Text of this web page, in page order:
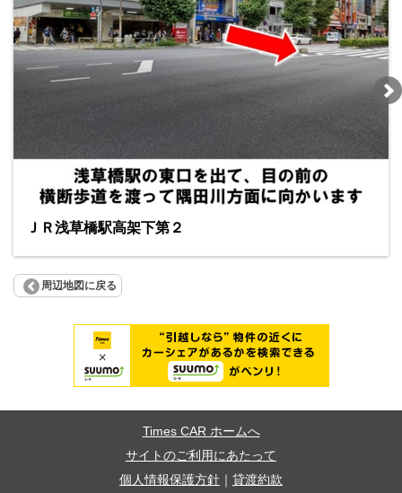
ＪＲ浅草橋駅高架下第２
周辺地図に戻る
Times CAR ホームへ
サイトのご利用にあたって
個人情報保護方針
貸渡約款